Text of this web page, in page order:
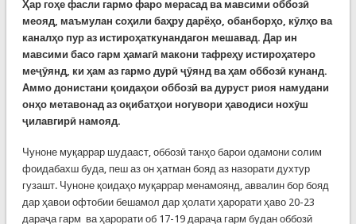
Ҳар гоҳе фасли гармо фаро мерасад ва мавсими оббозӣ
меояд, маъмулан соҳили баҳру дарёҳо, обанборҳо, кӯлҳо ва
каналҳо пур аз истироҳаткунандагон мешавад. Дар ин
мавсими басо гарм ҳамагӣ макони тафреҳу истироҳатеро
меҷӯянд, ки ҳам аз гармо дурӣ ҷӯянд ва ҳам оббозӣ кунанд.
Аммо донистани қоидаҳои оббозӣ ва дуруст риоя намудани
онҳо метавонад аз оқибатҳои ногувори ҳаводиси нохӯш
ҷилавгирӣ намояд.
Чуноне муқаррар шудааст, оббозӣ танҳо барои одамони солим
фоидабахш буда, пеш аз он ҳатман бояд аз назорати духтур
гузашт. Чуноне қоидаҳо муқаррар менамоянд, аввалин бор бояд
дар ҳавои офтобии бешамол дар ҳолати ҳарорати ҳаво 20-23
дараҷа гарм ва ҳарорати об 17-19 дараҷа гарм будан оббозӣ